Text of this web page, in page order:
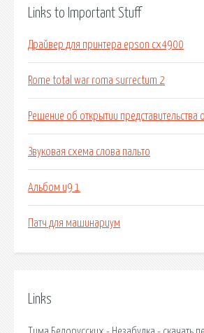
Links to Important Stuff
Драйвер для принтера epson cx4900
Rome total war roma surrectum 2
Решение об открытии представительства
Звуковая схема слова пальто
Альбом и9 1
Патч для машинариум
Links